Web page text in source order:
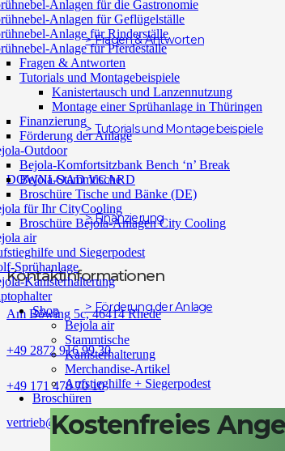
> Fragen & Antworten
> Tutorials und Montagebeispiele
> Finanzierung
> Förderung der Anlage
Kostenfreies
Anlagen für die Gastronomie
Anlagen für Geflügelställe
Anlage für Rinderställe
Anlage für Pferdeställe
Fragen & Antworten
Tutorials und Montagebeispiele
Kanistertausch und Lanzennutzung
Montage einer Sprühanlage in Thüringen
Finanzierung
Förderung der Anlage
Outdoor
Bejola-Komfortsitzbank Bench ‘n’ Break
Bejola-Stammtische
Broschüre Tische und Bänke (DE)
für Ihr CityCooling
Broschüre Bejola-Anlagen City Cooling
air
und Siegerpodest
Sprühanlage
Kanisterhalterung
Shop
Bejola air
Stammtische
Kanisterhalterung
Merchandise-Artikel
Aufstieghilfe + Siegerpodest
Broschüren
Broschüre Bejola-Anlagen für
Broschüre Bejola-Anlagen für Nutztierställe
Broschüre Bejola-Anlagen City Cooling
DOWNLOAD VCARD
Kontaktinformationen
Am Böwing 5c, 46414 Rhede
+49 2872 916 99 30
+49 171 478 70 10
vertrieb@bejola.de